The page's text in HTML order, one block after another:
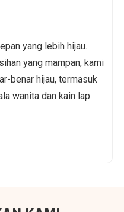
yang lebih hijau.
yang mampan, kami
benar hijau, termasuk
wanita dan kain lap